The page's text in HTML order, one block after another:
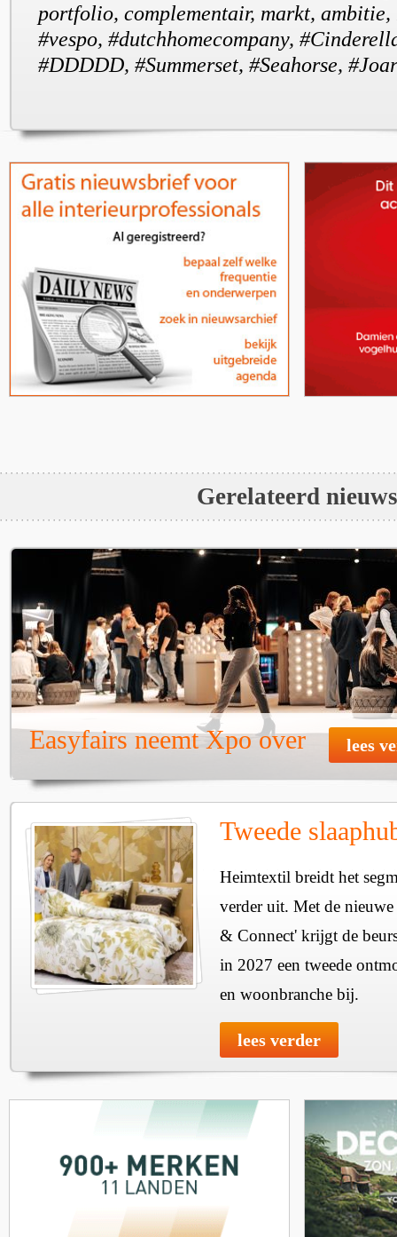
portfolio, complementair, markt,
#vespo, #dutchhomecompany,
#DDDDD, #Summerset, #Seahorse,
Gerelateerd nieuws
Easyfairs neemt Xpo over lees
Tweede
Heimtextil breidt het
verder uit. Met de
& Connect' krijgt de
in 2027 een tweede
en woonbranche bij.
lees verder